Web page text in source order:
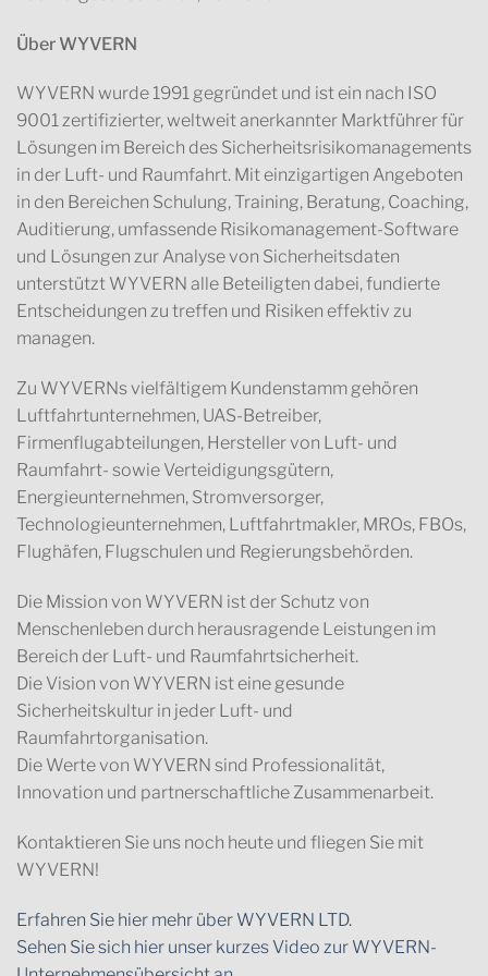
Über WYVERN
WYVERN wurde 1991 gegründet und ist ein nach ISO
9001 zertifizierter, weltweit anerkannter Marktführer für
Lösungen im Bereich des Sicherheitsrisikomanagements
in der Luft- und Raumfahrt. Mit einzigartigen Angeboten
in den Bereichen Schulung, Training, Beratung, Coaching,
Auditierung, umfassende Risikomanagement-Software
und Lösungen zur Analyse von Sicherheitsdaten
unterstützt WYVERN alle Beteiligten dabei, fundierte
Entscheidungen zu treffen und Risiken effektiv zu
managen.
Zu WYVERNs vielfältigem Kundenstamm gehören
Luftfahrtunternehmen, UAS-Betreiber,
Firmenflugabteilungen, Hersteller von Luft- und
Raumfahrt- sowie Verteidigungsgütern,
Energieunternehmen, Stromversorger,
Technologieunternehmen, Luftfahrtmakler, MROs, FBOs,
Flughäfen, Flugschulen und Regierungsbehörden.
Die Mission von WYVERN ist der Schutz von
Menschenleben durch herausragende Leistungen im
Bereich der Luft- und Raumfahrtsicherheit.
Die Vision von WYVERN ist eine gesunde
Sicherheitskultur in jeder Luft- und
Raumfahrtorganisation.
Die Werte von WYVERN sind Professionalität,
Innovation und partnerschaftliche Zusammenarbeit.
Kontaktieren Sie uns noch heute und fliegen Sie mit
WYVERN!
Erfahren Sie hier mehr über WYVERN LTD.
Sehen Sie sich hier unser kurzes Video zur WYVERN-